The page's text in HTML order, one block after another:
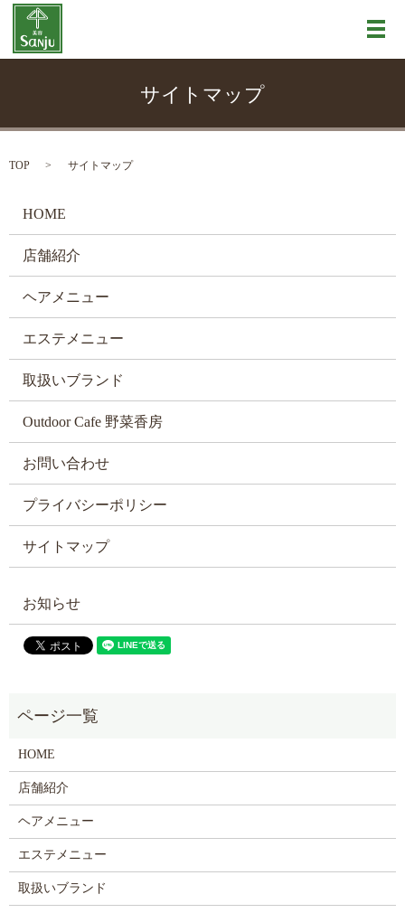
メ
サイトマップ
TOP サイトマップ
HOME
店舗紹介
ヘアメニュー
エステメニュー
取扱いブランド
Outdoor Cafe 野菜香房
お問い合わせ
プライバシーポリシー
サイトマップ
お知らせ
HOME
店舗紹介
ヘアメニュー
エステメニュー
取扱いブランド